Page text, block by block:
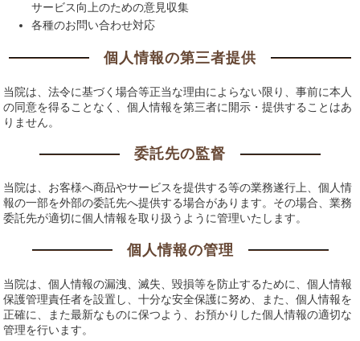
サービス向上のための意見収集
各種のお問い合わせ対応
個人情報の第三者提供
当院は、法令に基づく場合等正当な理由によらない限り、事前に本人
の同意を得ることなく、個人情報を第三者に開示・提供することはあ
りません。
委託先の監督
当院は、お客様へ商品やサービスを提供する等の業務遂行上、個人情
報の一部を外部の委託先へ提供する場合があります。その場合、業務
委託先が適切に個人情報を取り扱うように管理いたします。
個人情報の管理
当院は、個人情報の漏洩、滅失、毀損等を防止するために、個人情報
保護管理責任者を設置し、十分な安全保護に努め、また、個人情報を
正確に、また最新なものに保つよう、お預かりした個人情報の適切な
管理を行います。